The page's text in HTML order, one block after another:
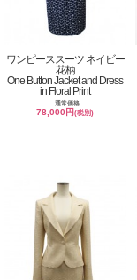
ワンピーススーツ ネイビー
花柄
One Button Jacket and Dress
in Floral Print
通常価格
78,000円(税別)